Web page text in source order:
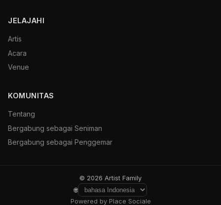
JELAJAHI
Artis
Acara
Venue
KOMUNITAS
Tentang
Bergabung sebagai Seniman
Bergabung sebagai Penggemar
© 2026 Artist Family
🌐
Powered by Place Sociale